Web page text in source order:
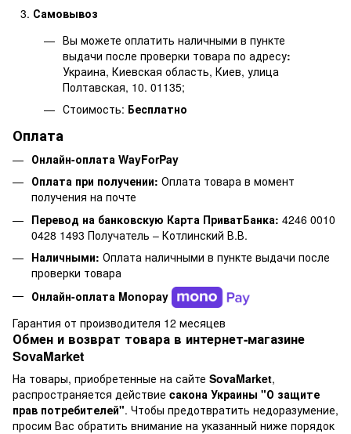
Самовывоз
Вы можете оплатить наличными в пункте
выдачи после проверки товара по адресу:
Украина, Киевская область, Киев, улица
Полтавская, 10. 01135;
Стоимость: Бесплатно
Оплата
Онлайн-оплата WayForPay
Оплата при получении: Оплата товара в момент
получения на почте
Перевод на банковскую Карта ПриватБанка: 4246 0010
0428 1493 Получатель – Котлинский В.В.
Наличными: Оплата наличными в пункте выдачи после
проверки товара
Онлайн-оплата Monopay
Гарантия от производителя 12 месяцев
Обмен и возврат товара в интернет-магазине
SovaMarket
На товары, приобретенные на сайте SovaMarket,
распространяется действие cакона Украины "О защите
прав потребителей". Чтобы предотвратить недоразумение,
просим Вас обратить внимание на указанный ниже порядок